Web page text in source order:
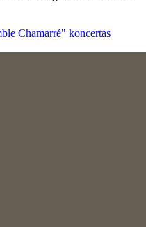
Chamarré" koncertas